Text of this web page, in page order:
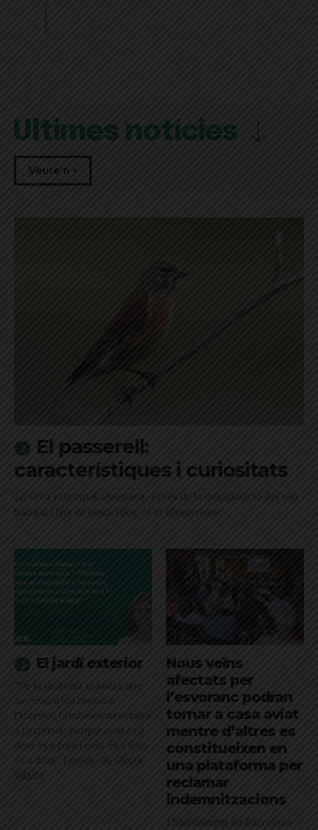
Últimes notícies
Veure'n +
El passerell:
característiques i curiositats
La seva principal amenaça, a més de la desaparició del seu
hàbitat i l'ús de pesticides, és el silvestrisme
El jardí exterior
"De la mateixa manera que
necessito harmonia a
l’interior, també en necessito
a l’exterior, perquè com és a
dins és a fora i com és a fora
és a dins": l'article de Glòria
Vilalta
Nous veïns
afectats per
l’esvoranc podran
tornar a casa aviat
mentre d’altres es
constitueixen en
una plataforma per
reclamar
indemnitzacions
L’Ajuntament de Barcelona